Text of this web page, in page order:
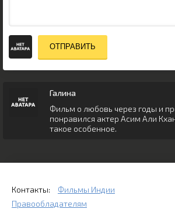
ОТПРАВИТЬ
Галина
Фильм о любовь через годы и
понравился актер Асим Али
такое особенное.
Контакты:
Фильмы Индии
Правообладателям